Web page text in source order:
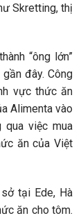
Skretting, thị
“ông lớn”
đây. Công
vực thức ăn
Alimenta vào
qua việc mua
ăn của Việt
tại Ede, Hà
ăn cho tôm.